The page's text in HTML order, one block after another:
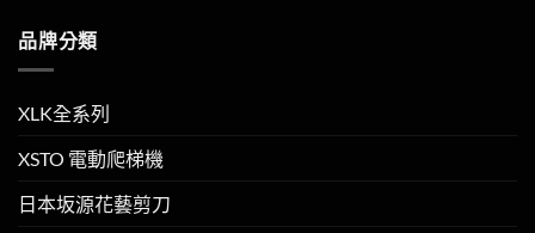
品牌分類
XLK全系列
XSTO 電動爬梯機
日本坂源花藝剪刀